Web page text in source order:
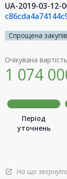
UA-2019-03-12-
Спрощена
Очікувана вартість
1 074
Період
уточнень
open_in_new На що